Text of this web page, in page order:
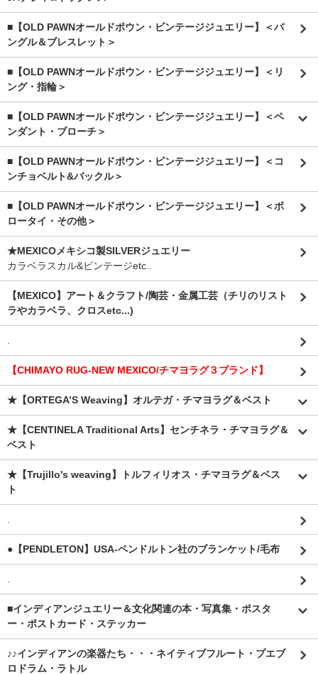
■【OLD PAWNオールドポウン・ビンテージジュエリー】＜バ
ングル＆ブレスレット＞
■【OLD PAWNオールドポウン・ビンテージジュエリー】＜リ
ング・指輪＞
■【OLD PAWNオールドポウン・ビンテージジュエリー】＜ペ
ンダント・ブローチ＞
■【OLD PAWNオールドポウン・ビンテージジュエリー】＜コ
ンチョベルト&バックル＞
■【OLD PAWNオールドポウン・ビンテージジュエリー】＜ボ
ロータイ・その他＞
★MEXICOメキシコ製SILVERジュエリー
カラベラスカル&ビンテージetc..
【MEXICO】アート＆クラフト/陶芸・金属工芸（チリのリスト
ラやカラベラ、クロスetc...)
.
【CHIMAYO RUG-NEW MEXICO/チマヨラグ３ブランド】
★【ORTEGA’S Weaving】オルテガ・チマヨラグ＆ベスト
★【CENTINELA Traditional Arts】センチネラ・チマヨラグ＆
ベスト
★【Trujillo's weaving】トルフィリオス・チマヨラグ＆ベス
ト
.
●【PENDLETON】USA-ペンドルトン社のブランケット/毛布
.
■インディアンジュエリー＆文化関連の本・写真集・ポスタ
ー・ポストカード・ステッカー
♪♪インディアンの楽器たち・・・ネイティブフルート・プエブ
ロドラム・ラトル